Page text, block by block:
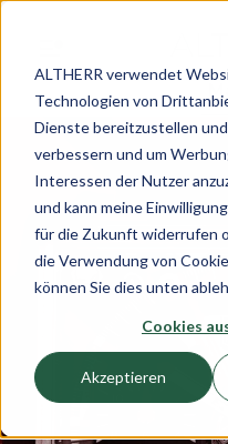
ALTHERR verwendet
Technologien von
Dienste bereitzustellen
verbessern und um
Interessen der Nutzer
und kann meine
für die Zukunft widerrufen
die Verwendung von
können Sie dies unten
Cookies
Akzeptieren